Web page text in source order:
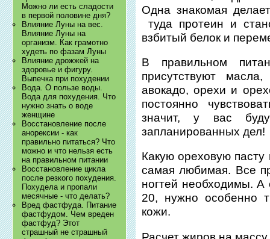
Можно ли есть сладости
в первой половине дня?
Влияние Луны на вес.
Влияние Луны на
организм. Как грамотно
худеть по фазам Луны
Влияние дрожжей на
здоровье и фигуру.
Выпечка при похудении
Вода. О пользе воды.
Вода для похудения. Что
нужно знать о воде
женщине
Восстановление после
анорексии - как
правильно питаться? Что
можно и что нельзя есть
на правильном питании
Восстановление цикла
после резкого похудения.
Похудела и пропали
месячные - что делать?
Вред фастфуда. Питание
фастфудом. Чем вреден
фастфуд? Этот
страшный не страшный
Одна знакомая
туда протеин и
взбитый белок и
В правильном
присутствуют
авокадо, орехи и
постоянно
значит, у вас
запланированных дел!
Какую ореховую
самая любимая. Все
ногтей необходимы. А
20, нужно особенно
кожи.